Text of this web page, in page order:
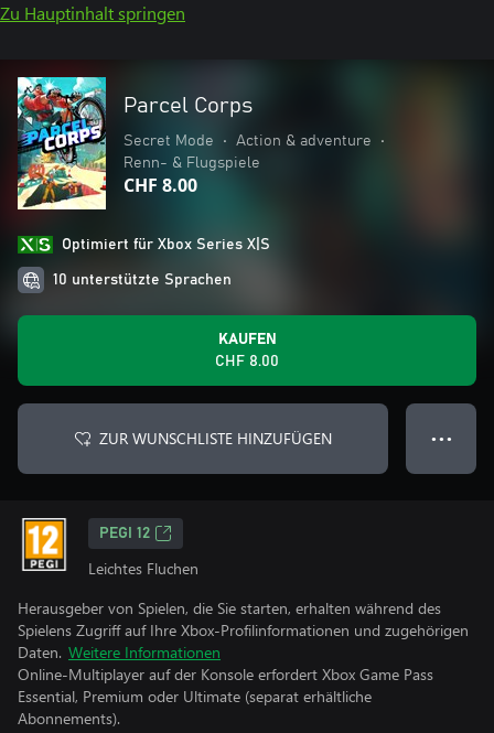
Zu Hauptinhalt springen
Parcel Corps
Secret Mode • Action & adventure
•
Renn- & Flugspiele
CHF 8.00
Optimiert für Xbox Series X|S
10 unterstützte Sprachen
KAUFEN
CHF 8.00
ZUR WUNSCHLISTE HINZUFÜGEN ● ● ●
PEGI 12
Leichtes Fluchen
Herausgeber von Spielen, die Sie starten, erhalten während des
Spielens Zugriff auf Ihre Xbox-Profilinformationen und zugehörigen
Daten. Weitere Informationen
Online-Multiplayer auf der Konsole erfordert Xbox Game Pass
Essential, Premium oder Ultimate (separat erhältliche
Abonnements).